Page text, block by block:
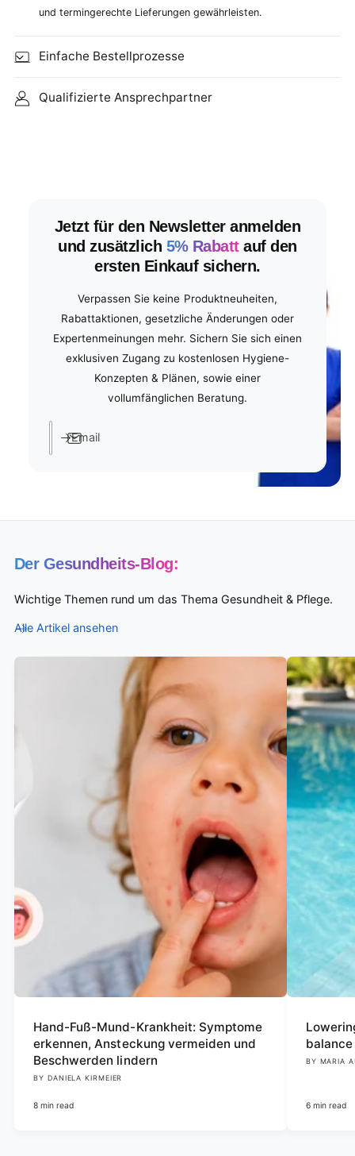
und termingerechte Lieferungen gewährleisten.
Einfache Bestellprozesse
Qualifizierte Ansprechpartner
Jetzt für den Newsletter anmelden
und zusätzlich 5% Rabattauf den
ersten Einkauf sichern.
Verpassen Sie keine Produktneuheiten,
Rabattaktionen, gesetzliche Änderungen oder
Expertenmeinungen mehr. Sichern Sie sich einen
exklusiven Zugang zu kostenlosen Hygiene-
Konzepten & Plänen, sowie einer
vollumfänglichen Beratung.
Email
Der Gesundheits-Blog:
Wichtige Themen rund um das Thema Gesundheit & Pflege.
Alle Artikel ansehen
Hand-Fuß-Mund-Krankheit: Symptome
erkennen, Ansteckung vermeiden und
Beschwerden lindern
BY DANIELA KIRMEIER
8 min read
BY MARIA
6 min read